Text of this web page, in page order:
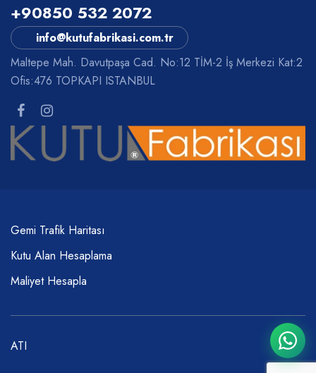
+90850 532 2072
info@kutufabrikasi.com.tr
Maltepe Mah. Davutpaşa Cad. No:12 TİM-2 İş Merkezi Kat:2
Ofis:476 TOPKAPI ISTANBUL
Gemi Trafik Haritası
Kutu Alan Hesaplama
Maliyet Hesapla
ATI